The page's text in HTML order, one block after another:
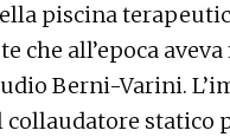
piscina
che all’epoca
Berni-Varini.
collaudatore statico